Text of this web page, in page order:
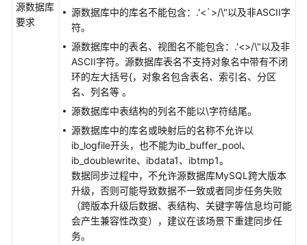
MySQL
将
MySQL
同
Kafka
将
MySQL
同
步
到
Oracle
源数据库
要求
源数据库中的库名不能包含：.'<`>/\"以及非ASCII字
符。
源数据库中的表名、视图名不能包含：.'<>/\"以及非
ASCII字符。源数据库表名不支持对象名中带有不闭
环的左大括号{，对象名包含表名、索引名、分区
名、列名等 。
源数据库中表结构的列名不能以\字符结尾。
源数据库中的库名或映射后的名称不允许以
ib_logfile开头，也不能为ib_buffer_pool、
ib_doublewrite、ibdata1、ibtmp1。
数据同步过程中，不允许源数据库MySQL跨大版本
升级，否则可能导致数据不一致或者同步任务失败
（跨版本升级后数据、表结构、关键字等信息均可能
会产生兼容性改变），建议在该场景下重建同步任
务。